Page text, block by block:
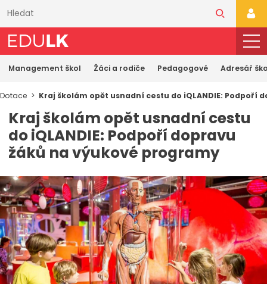
obsahu
Management škol Žáci a rodiče Pedagogové Adresář
Dotace Kraj školám opět usnadní cestu do iQLANDIE: Podpoří
Kraj školám opět usnadní cestu
do iQLANDIE: Podpoří dopravu
žáků na výukové programy